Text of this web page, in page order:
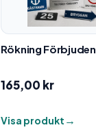
Rökning Förbjuden
165,00 kr
Visa produkt